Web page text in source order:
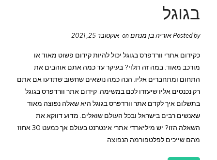
בגוגל
Posted byאוריה בן מנחם
כקידום אתרי וורדפרס בגוגל יכול להיות קידום פשוט מאוד או
מורכב מאוד. במה זה תלוי? בעיקר עד כמה אתם אוהבים את
התחום ומתחברים אליו. הנה כמה נושאים שחשוב שתדעו אם אתם
רק נכנסים אליו שיעזרו לכם במשימה. קידום אתר וורדפרס בגוגל
בתשלום איך לקדם אתר וורדפרס בגוגל היא שאלה נפוצה מאוד
שאנשים רבים בישראל ובכל העולם שואלים. מדוע דווקא את
השאלה הזו? יש מיליארדי אתרי אינטרנט בעולם אך כמעט 30 אחוז
מהם שייכים לפלטפורמה הנפוצה